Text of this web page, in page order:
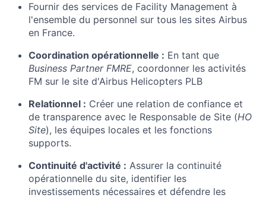
Fournir des services de Facility Management à
l'ensemble du personnel sur tous les sites Airbus
en France.
Coordination opérationnelle : En tant que
Business Partner FMRE, coordonner les activités
FM sur le site d'Airbus Helicopters PLB
Relationnel : Créer une relation de confiance et
de transparence avec le Responsable de Site (HO
Site), les équipes locales et les fonctions
supports.
Continuité d'activité : Assurer la continuité
opérationnelle du site, identifier les
investissements nécessaires et défendre les